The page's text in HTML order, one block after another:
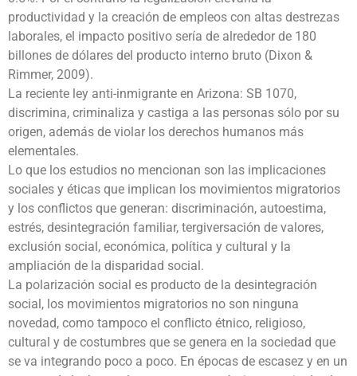
productividad y la creación de empleos con altas destrezas
laborales, el impacto positivo sería de alrededor de 180
billones de dólares del producto interno bruto (Dixon &
Rimmer, 2009).
La reciente ley anti-inmigrante en Arizona: SB 1070,
discrimina, criminaliza y castiga a las personas sólo por su
origen, además de violar los derechos humanos más
elementales.
Lo que los estudios no mencionan son las implicaciones
sociales y éticas que implican los movimientos migratorios
y los conflictos que generan: discriminación, autoestima,
estrés, desintegración familiar, tergiversación de valores,
exclusión social, económica, política y cultural y la
ampliación de la disparidad social.
La polarización social es producto de la desintegración
social, los movimientos migratorios no son ninguna
novedad, como tampoco el conflicto étnico, religioso,
cultural y de costumbres que se genera en la sociedad que
se va integrando poco a poco. En épocas de escasez y en un